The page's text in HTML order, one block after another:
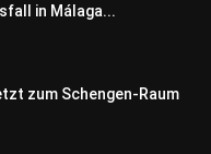
in Málaga...
zum Schengen-Raum